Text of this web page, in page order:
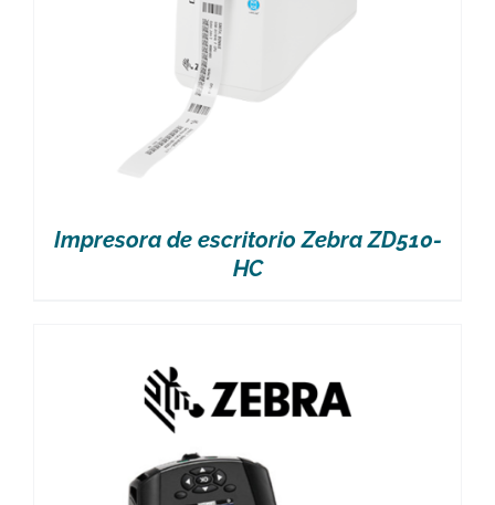
Impresora de escritorio Zebra ZD510-
HC